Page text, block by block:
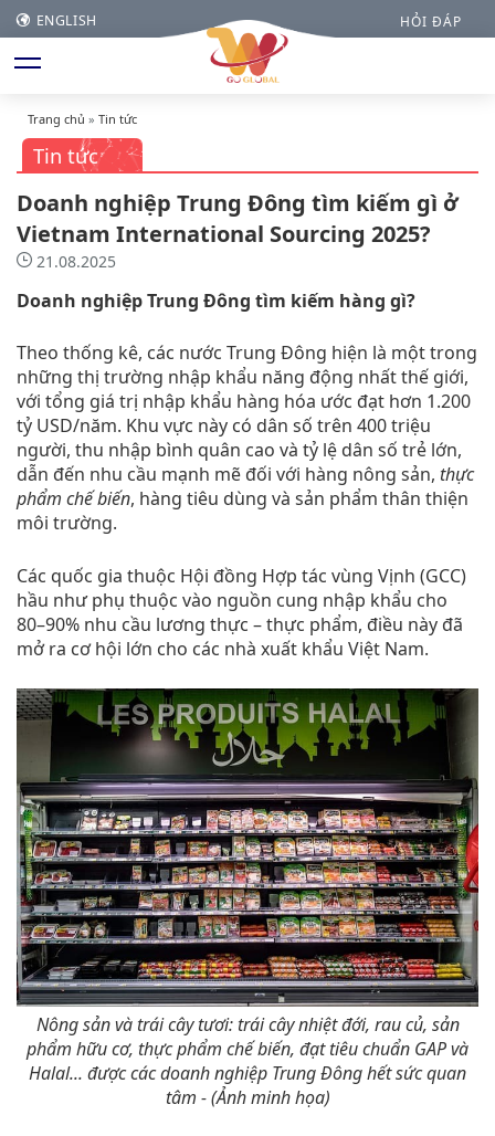
ENGLISH HỎI ĐÁP
Trang chủ » Tin tức
Tin tức
Doanh nghiệp Trung Đông tìm kiếm gì ở
Vietnam International Sourcing 2025?
21.08.2025
Doanh nghiệp Trung Đông tìm kiếm hàng gì?
Theo thống kê, các nước Trung Đông hiện là một trong
những thị trường nhập khẩu năng động nhất thế giới,
với tổng giá trị nhập khẩu hàng hóa ước đạt hơn 1.200
tỷ USD/năm. Khu vực này có dân số trên 400 triệu
người, thu nhập bình quân cao và tỷ lệ dân số trẻ lớn,
dẫn đến nhu cầu mạnh mẽ đối với hàng nông sản, thực
phẩm chế biến, hàng tiêu dùng và sản phẩm thân thiện
môi trường.
Các quốc gia thuộc Hội đồng Hợp tác vùng Vịnh (GCC)
hầu như phụ thuộc vào nguồn cung nhập khẩu cho
80–90% nhu cầu lương thực – thực phẩm, điều này đã
mở ra cơ hội lớn cho các nhà xuất khẩu Việt Nam.
Nông sản và trái cây tươi: trái cây nhiệt đới, rau củ, sản
phẩm hữu cơ, thực phẩm chế biến, đạt tiêu chuẩn GAP và
Halal... được các doanh nghiệp Trung Đông hết sức quan
tâm - (Ảnh minh họa)